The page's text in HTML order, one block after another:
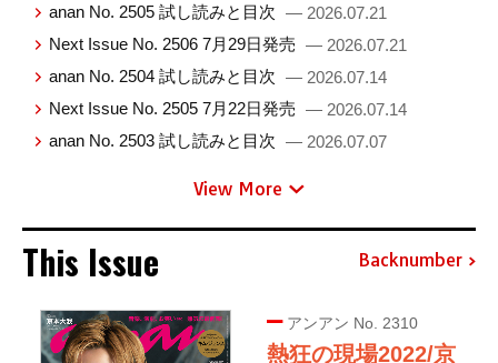
anan No. 2505 試し読みと目次 — 2026.07.21
Next Issue No. 2506 7月29日発売 — 2026.07.21
anan No. 2504 試し読みと目次 — 2026.07.14
Next Issue No. 2505 7月22日発売 — 2026.07.14
anan No. 2503 試し読みと目次 — 2026.07.07
View More
This Issue Backnumber
アンアン No. 2310
熱狂の現場2022/京